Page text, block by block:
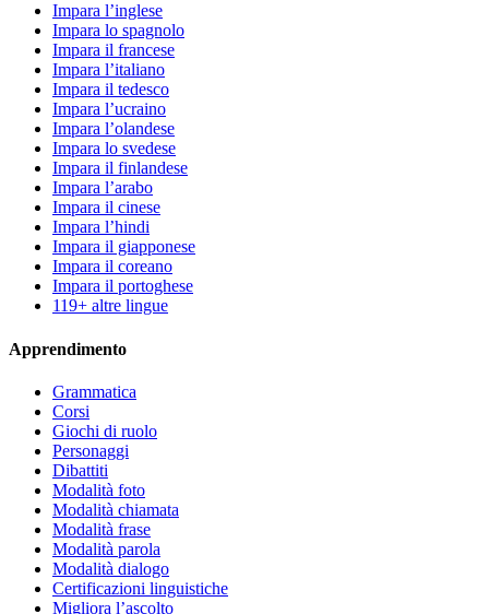
Impara l’inglese
Impara lo spagnolo
Impara il francese
Impara l’italiano
Impara il tedesco
Impara l’ucraino
Impara l’olandese
Impara lo svedese
Impara il finlandese
Impara l’arabo
Impara il cinese
Impara l’hindi
Impara il giapponese
Impara il coreano
Impara il portoghese
119+ altre lingue
Apprendimento
Grammatica
Corsi
Giochi di ruolo
Personaggi
Dibattiti
Modalità foto
Modalità chiamata
Modalità frase
Modalità parola
Modalità dialogo
Certificazioni linguistiche
Migliora l’ascolto